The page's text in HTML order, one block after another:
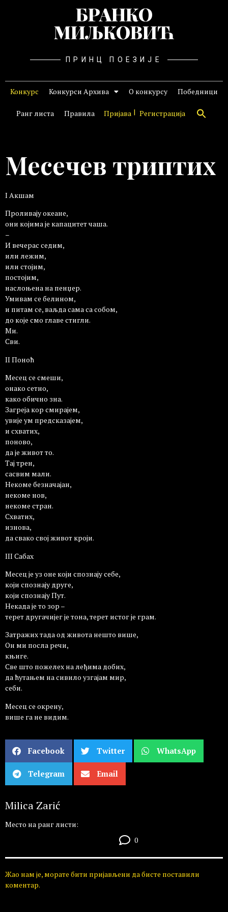
БРАНКО
МИЉКОВИЋ
ПРИНЦ ПОЕЗИЈЕ
Конкурс Конкурси Архива О конкурсу Победници
Ранг листа Правила Пријава Регистрација
Месечев триптих
I Акшам
Проливају океане,
они којима је капацитет чаша.
–
И вечерас седим,
или лежим,
или стојим,
постојим,
наслоњена на пенџер.
Умивам се белином,
и питам се, ваљда сама са собом,
до које смо главе стигли.
Ми.
Сви.
II Поноћ
Месец се смеши,
онако сетно,
како обично зна.
Загреја кор смирајем,
увије ум предсказајем,
и схватих,
поново,
да је живот то.
Тај трен,
сасвим мали.
Некоме безначајан,
некоме нов,
некоме стран.
Схватих,
изнова,
да свако свој живот кроји.
III Сабах
Месец је уз оне који спознају себе,
који спознају друге,
који спознају Пут.
Некада је то зор –
терет другачијег је тона, терет истог је грам.
Затражих тада од живота нешто више,
Он ми посла речи,
књиге.
Све што пожелех на леђима добих,
да ћутањем на сивило узгајам мир,
себи.
Месец се окрену,
више га не видим.
Facebook Twitter WhatsApp
Telegram Email
Milica Zarić
Место на ранг листи:
0
Жао нам је, морате бити пријављени да бисте поставили
коментар.